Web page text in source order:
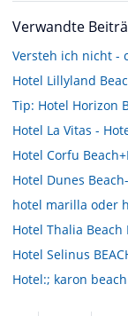
Verwandte
Hotel Lillyland
Tip: Hotel Horizon
Hotel La Vitas -
Hotel Dunes
hotel marilla oder
Hotel Thalia Beach
Hotel Selinus
Hotel:; karon